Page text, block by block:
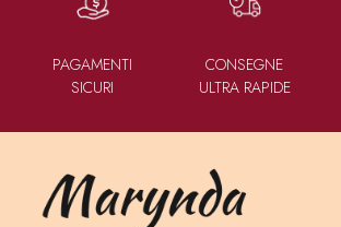
PAGAMENTI
SICURI
CONSEGNE
ULTRA RAPIDE